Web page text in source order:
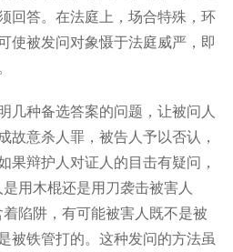
回答。在法庭上，场合特殊，环
使被发问对象慑于法庭威严，即
种备选答案的问题，让被问人
故意杀人罪，被告人予以否认，
果辩护人对证人的目击有疑问，
用木棍还是用刀袭击被害人
陷阱，有可能被害人既不是被
被铁管打的。这种发问的方法虽